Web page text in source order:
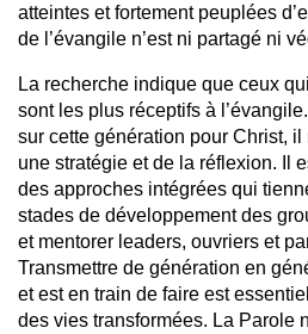
atteintes et fortement peuplées
de l’évangile n’est ni partagé ni
La recherche indique que ceux
sont les plus réceptifs à
sur cette génération pour Christ,
une stratégie et de la réflexion. Il
des approches intégrées qui
stades de développement des
et mentorer leaders, ouvriers et
Transmettre de génération en
et est en train de faire est
des vies transformées. La Parole